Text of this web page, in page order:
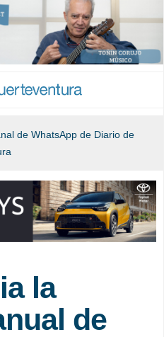
navigation
de WhatsApp de Diario de
la
de